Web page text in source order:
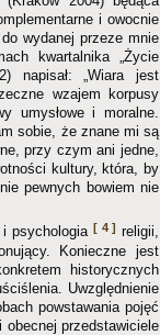
i owocnie
wydanej przeze mnie
kwartalnika „Życie
napisał: „Wiara jest
wzajem korpusy
umysłowe i moralne.
sobie, że znane mi są
przy czym ani jedne,
kultury, która, by
pewnych bowiem nie
i psychologia [ 4 ] religii,
Konieczne jest
historycznych
Uwzględnienie
powstawania pojęć
obecnej przedstawiciele